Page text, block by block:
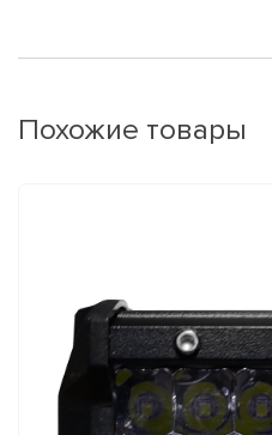
Похожие товары